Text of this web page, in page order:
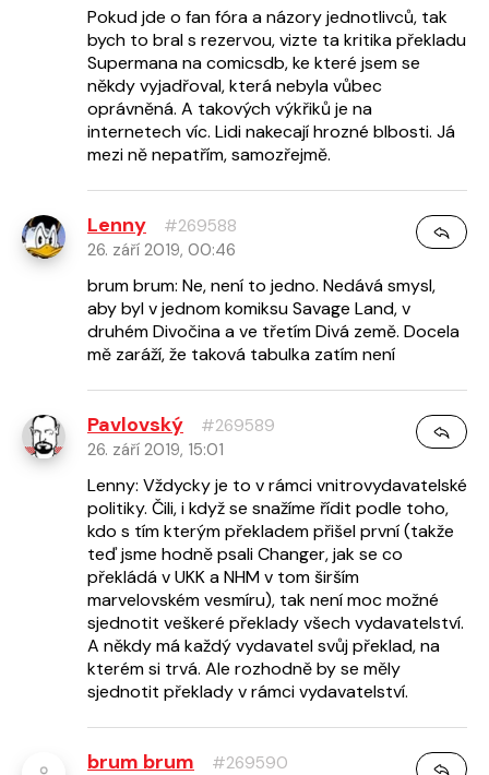
Pokud jde o fan fóra a názory jednotlivců, tak
bych to bral s rezervou, vizte ta kritika překladu
Supermana na comicsdb, ke které jsem se
někdy vyjadřoval, která nebyla vůbec
oprávněná. A takových výkřiků je na
internetech víc. Lidi nakecají hrozné blbosti. Já
mezi ně nepatřím, samozřejmě.
Lenny
#269588
26. září 2019, 00:46
brum brum: Ne, není to jedno. Nedává smysl,
aby byl v jednom komiksu Savage Land, v
druhém Divočina a ve třetím Divá země. Docela
mě zaráží, že taková tabulka zatím není
Pavlovský
#269589
26. září 2019, 15:01
Lenny: Vždycky je to v rámci vnitrovydavatelské
politiky. Čili, i když se snažíme řídit podle toho,
kdo s tím kterým překladem přišel první (takže
teď jsme hodně psali Changer, jak se co
překládá v UKK a NHM v tom širším
marvelovském vesmíru), tak není moc možné
sjednotit veškeré překlady všech vydavatelství.
A někdy má každý vydavatel svůj překlad, na
kterém si trvá. Ale rozhodně by se měly
sjednotit překlady v rámci vydavatelství.
brum brum
#269590